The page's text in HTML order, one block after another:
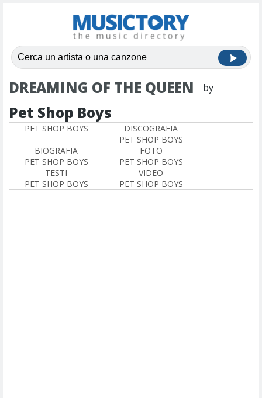
DREAMING OF THE QUEEN by
Pet Shop Boys
PET SHOP BOYS
DISCOGRAFIA
PET SHOP BOYS
BIOGRAFIA
PET SHOP BOYS
FOTO
PET SHOP BOYS
TESTI
PET SHOP BOYS
VIDEO
PET SHOP BOYS